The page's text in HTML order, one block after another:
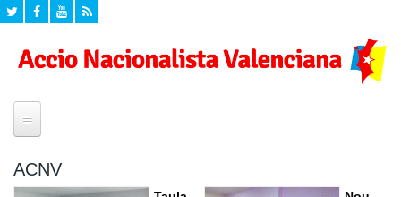
¿Quí som?
ACNV